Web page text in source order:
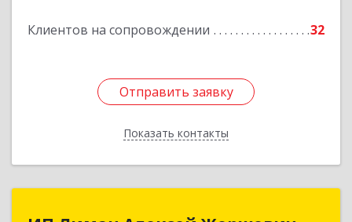
Клиентов на сопровождении 32
Отправить заявку
Показать контакты
Подробнее
Отправить заявку
Назад
ИП Лиман Алексей Жоржович